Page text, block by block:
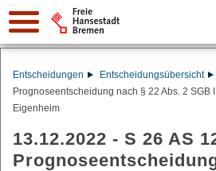
Suche:
Entscheidungen Entscheidungsübersicht
Prognoseentscheidung nach § 22 Abs. 2 SGB
Eigenheim
13.12.2022 - S 26 AS